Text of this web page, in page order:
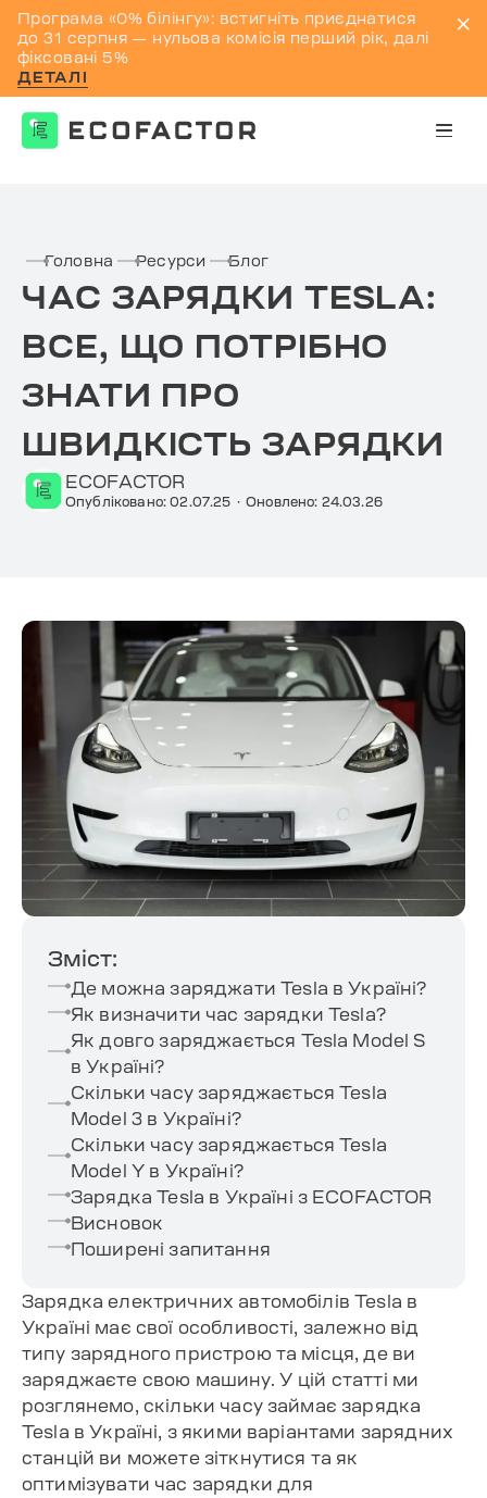
Програма «0% білінгу»: встигніть приєднатися
до 31 серпня — нульова комісія перший рік, далі
фіксовані 5%
ДЕТАЛІ
Головна Ресурси Блог
ЧАС ЗАРЯДКИ TESLA:
ВСЕ, ЩО ПОТРІБНО
ЗНАТИ ПРО
ШВИДКІСТЬ ЗАРЯДКИ
ECOFACTOR
Опубліковано: 02.07.25 · Оновлено: 24.03.26
Зміст:
Де можна заряджати Tesla в Україні?
Як визначити час зарядки Tesla?
Як довго заряджається Tesla Model S
в Україні?
Скільки часу заряджається Tesla
Model 3 в Україні?
Скільки часу заряджається Tesla
Model Y в Україні?
Зарядка Tesla в Україні з ECOFACTOR
Висновок
Поширені запитання
Зарядка електричних автомобілів Tesla в
Україні має свої особливості, залежно від
типу зарядного пристрою та місця, де ви
заряджаєте свою машину. У цій статті ми
розглянемо, скільки часу займає зарядка
Tesla в Україні, з якими варіантами зарядних
станцій ви можете зіткнутися та як
оптимізувати час зарядки для